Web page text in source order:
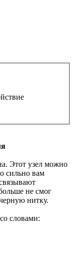
Этот узел можно
сильно вам
не смог
нитку.
словами: